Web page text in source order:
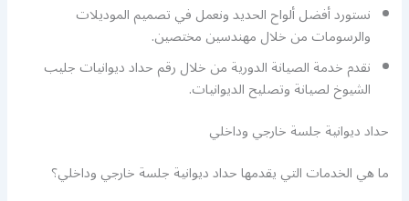
نستورد أفضل ألواح الحديد ونعمل في تصميم الموديلات
والرسومات من خلال مهندسين مختصين.
نقدم خدمة الصيانة الدورية من خلال رقم حداد ديوانيات جليب
الشيوخ لصيانة وتصليح الديوانيات.
حداد ديوانية جلسة خارجي وداخلي
ما هي الخدمات التي يقدمها حداد ديوانية جلسة خارجي وداخلي؟